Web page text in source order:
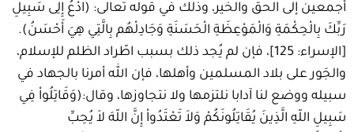
أجمعين إلى الحق والخير، وذلك في قوله تعالى: (ادْعُ إِلِى سَبِيلِ
رَبِّكَ بِالْحِكْمَةِ وَالْمَوْعِظَةِ الْحَسَنَةِ وَجَادِلْهُم بِالَّتِي هِيَ أَحْسَنُ).
[الإسراء: 125]، فإن لم يُجد ذلك بسبب اطّراد الظلم للإسلام،
والجَور على بلاد المسلمين وأهلها، فإن الله أمرنا بالجهاد في
سبيله ووضع لنا آدابا نلتزمها ولا نتجاوزها، وقال:(وَقَاتِلُواْ فِي
سَبِيلِ اللّهِ الَّذِينَ يُقَاتِلُونَكُمْ وَلاَ تَعْتَدُواْ إِنَّ اللّهَ لاَ يُحِبِّ